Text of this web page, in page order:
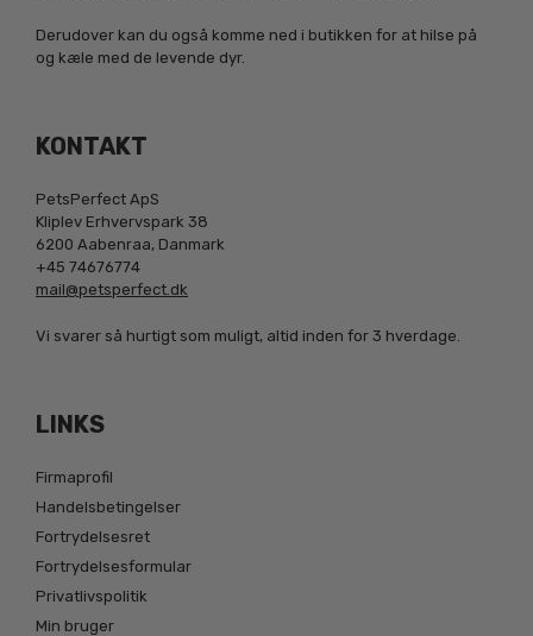
Derudover kan du også komme ned i butikken for at hilse på
og kæle med de levende dyr.
KONTAKT
PetsPerfect ApS
Kliplev Erhvervspark 38
6200 Aabenraa, Danmark
+45 74676774
mail@petsperfect.dk
Vi svarer så hurtigt som muligt, altid inden for 3 hverdage.
LINKS
Firmaprofil
Handelsbetingelser
Fortrydelsesret
Fortrydelsesformular
Privatlivspolitik
Min bruger